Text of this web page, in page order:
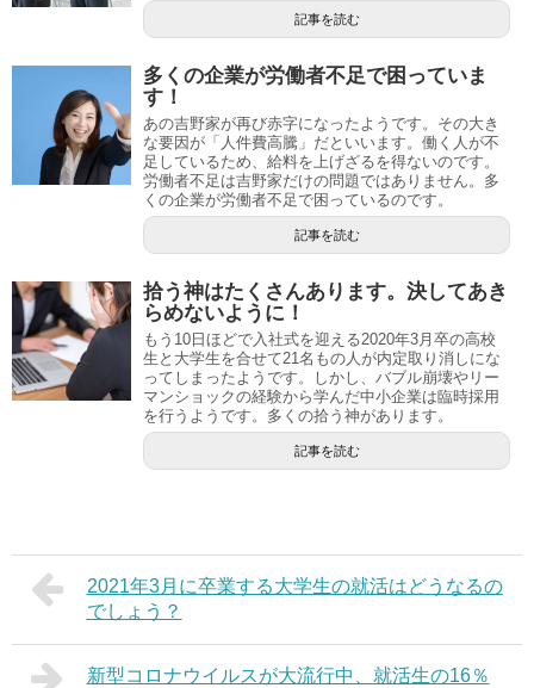
記事を読む
多くの企業が労働者不足で困っていま
す！
あの吉野家が再び赤字になったようです。その大き
な要因が「人件費高騰」だといいます。働く人が不
足しているため、給料を上げざるを得ないのです。
労働者不足は吉野家だけの問題ではありません。多
くの企業が労働者不足で困っているのです。
記事を読む
拾う神はたくさんあります。決してあき
らめないように！
もう10日ほどで入社式を迎える2020年3月卒の高校
生と大学生を合せて21名もの人が内定取り消しにな
ってしまったようです。しかし、バブル崩壊やリー
マンショックの経験から学んだ中小企業は臨時採用
を行うようです。多くの拾う神があります。
記事を読む
2021年3月に卒業する大学生の就活はどうなるの
でしょう？
新型コロナウイルスが大流行中、就活生の16％